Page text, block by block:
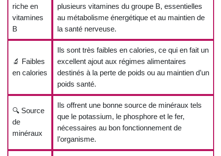
riche en
vitamines
B
plusieurs vitamines du groupe B, essentielles
au métabolisme énergétique et au maintien de
la santé nerveuse.
🔬 Faibles
en calories
Ils sont très faibles en calories, ce qui en fait un
excellent ajout aux régimes alimentaires
destinés à la perte de poids ou au maintien d’un
poids santé.
🔍 Source
de
minéraux
Ils offrent une bonne source de minéraux tels
que le potassium, le phosphore et le fer,
nécessaires au bon fonctionnement de
l’organisme.